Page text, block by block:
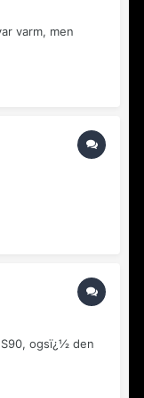
varm, men
ogsï¿½ den